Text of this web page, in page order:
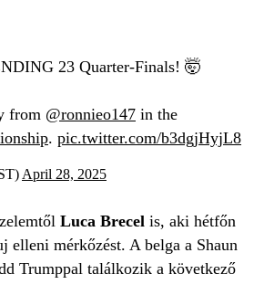
23 Quarter-Finals! 🤯
from @ronnieo147 in the
. pic.twitter.com/b3dgjHyjL8
April 28, 2025
Luca Brecel is, aki hétfőn
elleni mérkőzést. A belga a Shaun
Trumppal találkozik a következő